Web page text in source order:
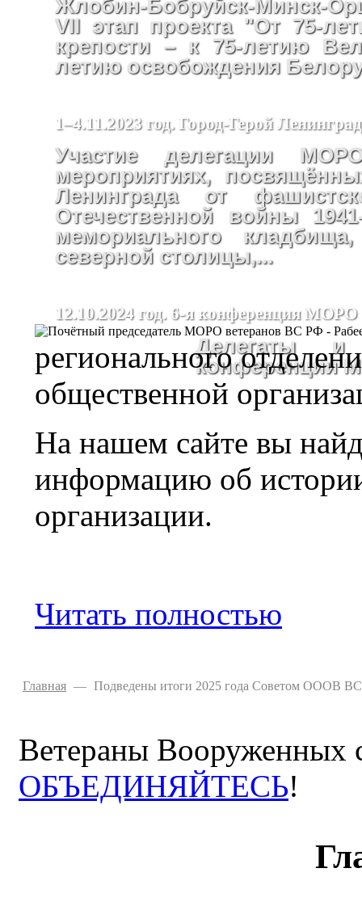
Жлобин-Бобруйск-Минск-
VII этап проекта "От 75-
крепости – к 75-летию
летию освобождения
1–4.11.2023 год. Город-Герой Ленинград
Участие делегации
мероприятиях,
Ленинграда от
Отечественной войны
мемориального
северной столицы,...
12.10.2024 год. 6-я конференция МОРО
Делегаты и
конференции
регионального
общественной
На нашем сайте вы
информацию об
организации.
Читать полностью
Главная — Подведены итоги 2025 года Советом ОООВ
Ветераны Вооруженных
ОБЪЕДИНЯЙТЕСЬ!